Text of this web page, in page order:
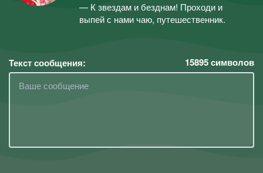
— К звездам и безднам! Проходи и
выпей с нами чаю, путешественник.
Текст сообщения: 15895символов